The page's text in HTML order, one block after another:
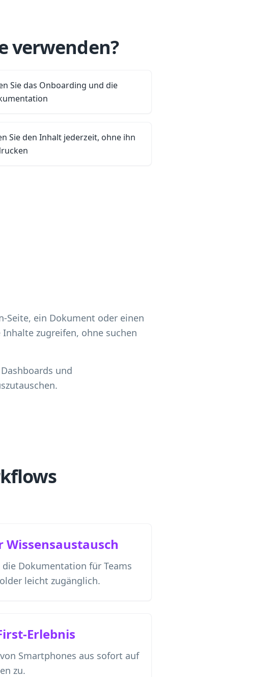
verwenden?
Sie das Onboarding und die
Sie den Inhalt jederzeit, ohne ihn
Seite, ein Dokument oder einen
zugreifen, ohne suchen
und
Wissensaustausch
die Dokumentation für Teams
leicht zugänglich.
Erlebnis
Smartphones aus sofort auf
zu.